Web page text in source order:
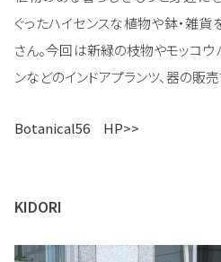
ぐったハイセンスな植物や鉢・雑
さん。今回は新緑の枝物やモッコウ
ンなどのインドアプランツ、器の販売
Botanical56 HP>>
KIDORI